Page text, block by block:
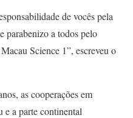
de vocês pela
parabenizo a todos pelo
Science 1”, escreveu o
as cooperações em
e a parte continental